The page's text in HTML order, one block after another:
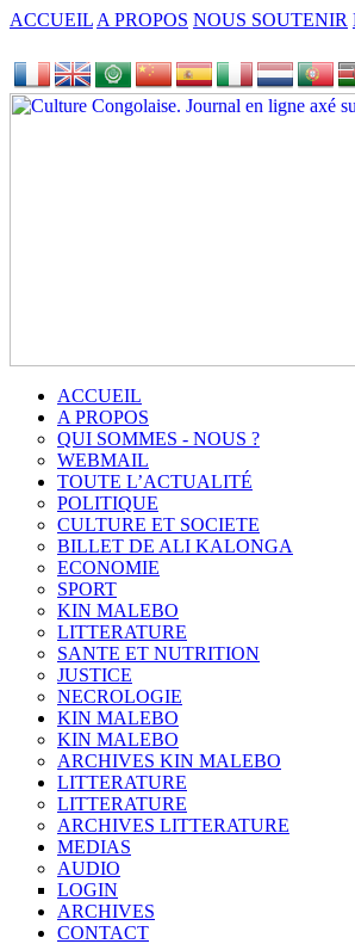
ACCUEIL A PROPOS NOUS SOUTENIR
ACCUEIL
A PROPOS
QUI SOMMES - NOUS ?
WEBMAIL
TOUTE L’ACTUALITÉ
POLITIQUE
CULTURE ET SOCIETE
BILLET DE ALI KALONGA
ECONOMIE
SPORT
KIN MALEBO
LITTERATURE
SANTE ET NUTRITION
JUSTICE
NECROLOGIE
KIN MALEBO
KIN MALEBO
ARCHIVES KIN MALEBO
LITTERATURE
LITTERATURE
ARCHIVES LITTERATURE
MEDIAS
AUDIO
LOGIN
ARCHIVES
CONTACT